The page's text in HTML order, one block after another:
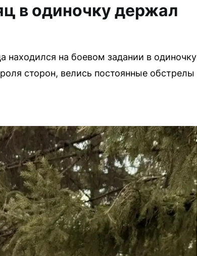
в одиночку держал
находился на боевом задании в одиночку
сторон, велись постоянные обстрелы